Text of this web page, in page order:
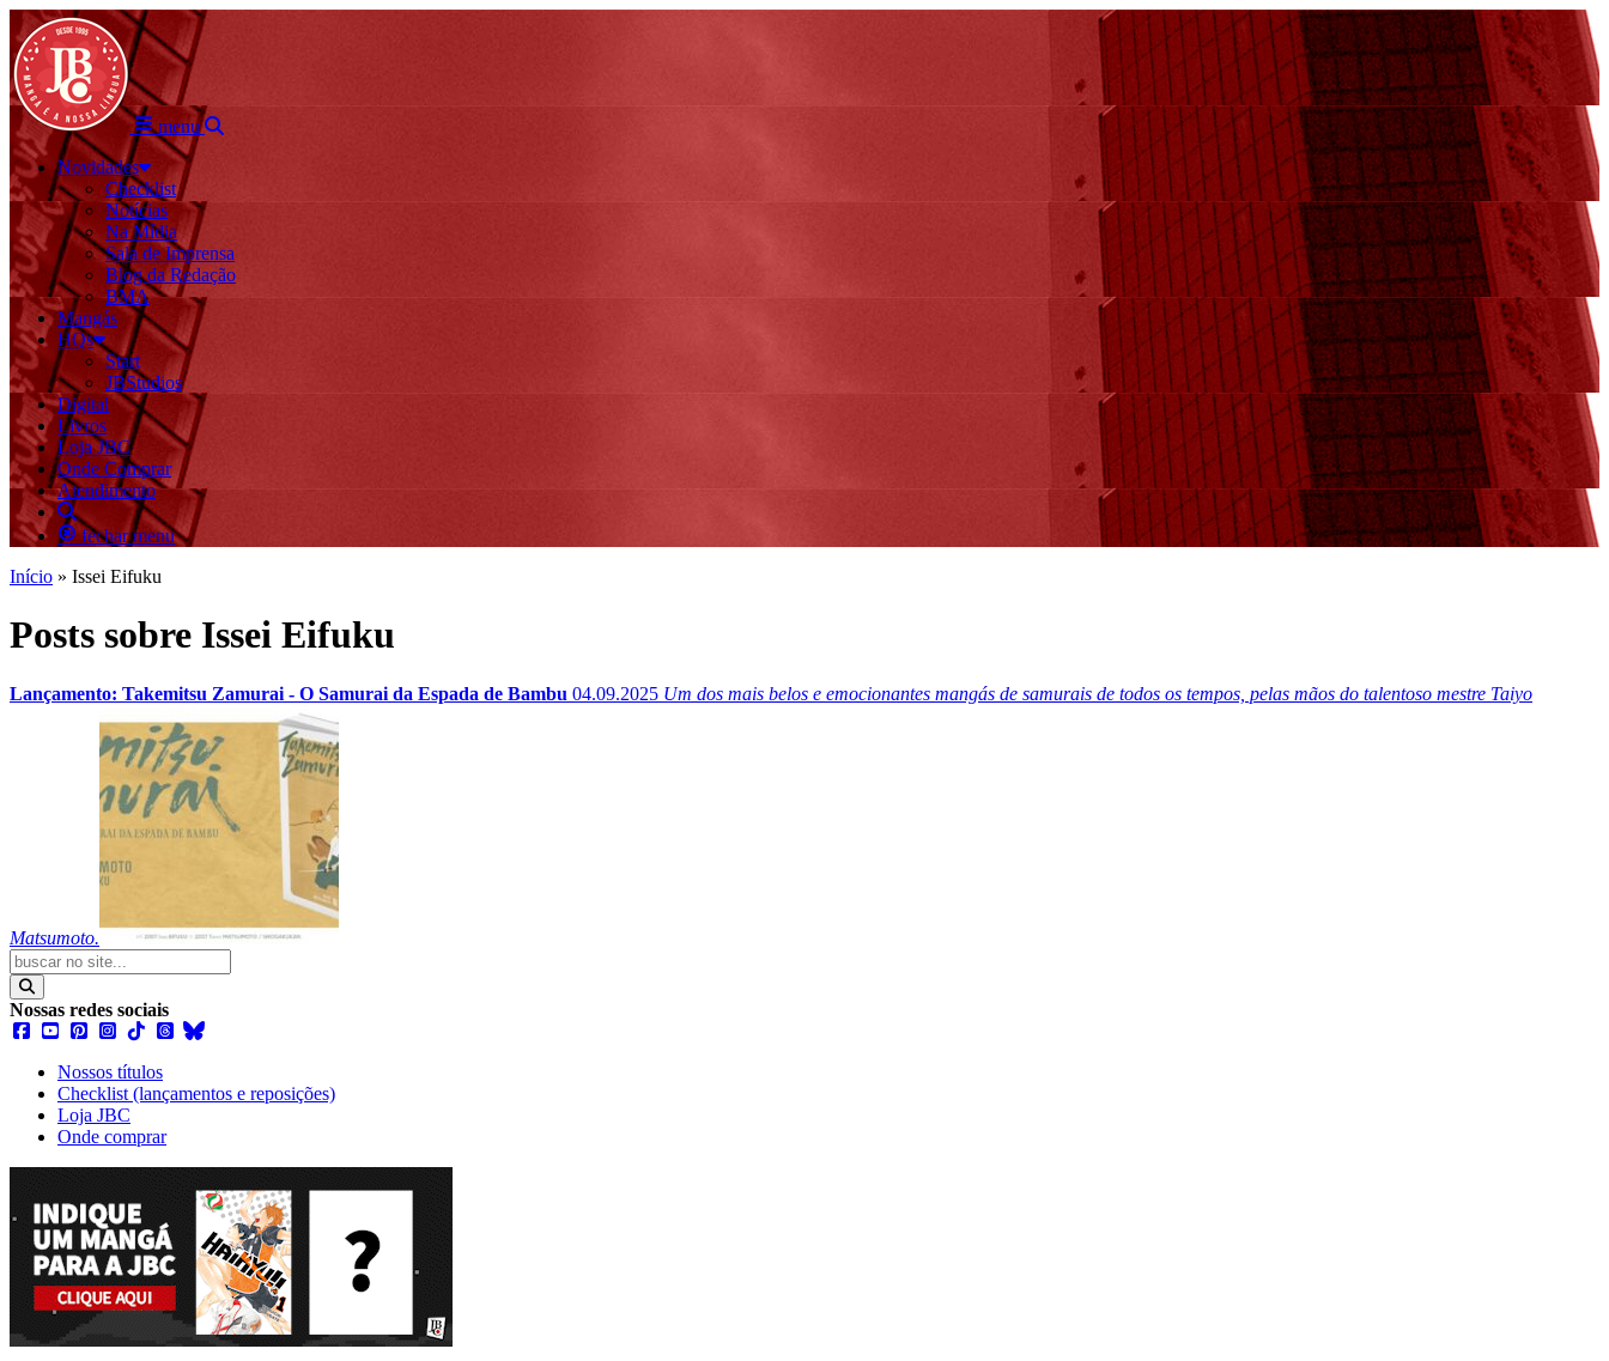
menu
Novidades
Checklist
Notícias
Na Mídia
Sala de Imprensa
Blog da Redação
BMA
Mangás
HQs
Start
JBStudios
Digital
Livros
Loja JBC
Onde Comprar
Atendimento
fechar menu
Início » Issei Eifuku
Posts sobre Issei Eifuku
Lançamento: Takemitsu Zamurai - O Samurai da Espada de Bambu 04.09.2025 Um dos mais belos e emocionantes mangás de samurais de todos os tempos, pelas mãos do talentoso mestre Taiyo
Matsumoto.
Nossas redes sociais
Nossos títulos
Checklist (lançamentos e reposições)
Loja JBC
Onde comprar